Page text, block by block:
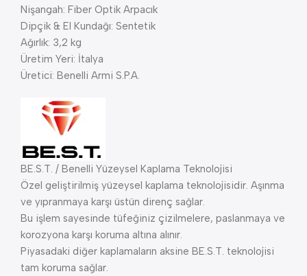
Nişangah: Fiber Optik Arpacık
Dipçik & El Kundağı: Sentetik
Ağırlık: 3,2 kg
Üretim Yeri: İtalya
Üretici: Benelli Armi S.P.A.
BE.S.T. / Benelli Yüzeysel Kaplama Teknolojisi
Özel geliştirilmiş yüzeysel kaplama teknolojisidir. Aşınma
ve yıpranmaya karşı üstün direnç sağlar.
Bu işlem sayesinde tüfeğiniz çizilmelere, paslanmaya ve
korozyona karşı koruma altına alınır.
Piyasadaki diğer kaplamaların aksine BE.S.T. teknolojisi
tam koruma sağlar.